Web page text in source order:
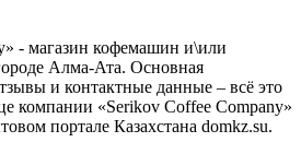
- магазин кофемашин и\или
Алма-Ата. Основная
и контактные данные – всё это
компании «Serikov Coffee Company»
портале Казахстана domkz.su.